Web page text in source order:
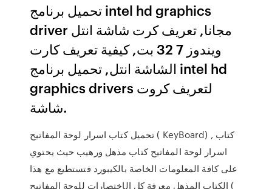
تحميل برنامج intel hd graphics
driver مجانا, تعريف كرت شاشة انتل
ويندوز 7 32 بت, كيفية تعريف كارت
الشاشة انتل, تحميل برنامج intel hd
graphics drivers لتعريف كروت
شاشة.
تحميل كتاب اسرار لوحة المفاتيح ( KeyBoard) , كتاب
اسرار لوحة المفاتيح كتاب مذهل ورهيب حيث يحتوي
على كافة المعلومات الخاصة بالكيبورد فتستطيع مع هذا
الكتاب المذهل معرفة كل الإختصارات للوحة المفاتيح (